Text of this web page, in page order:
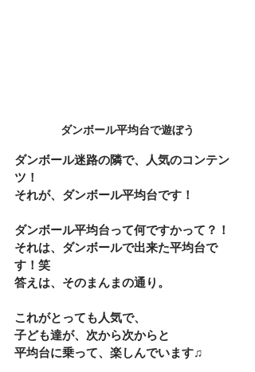
ダンボール平均台で遊ぼう
ダンボール迷路の隣で、人気のコンテン
ツ！
それが、ダンボール平均台です！
ダンボール平均台って何ですかって？！
それは、ダンボールで出来た平均台で
す！笑
答えは、そのまんまの通り。
これがとっても人気で、
子ども達が、次から次からと
平均台に乗って、楽しんでいます♫